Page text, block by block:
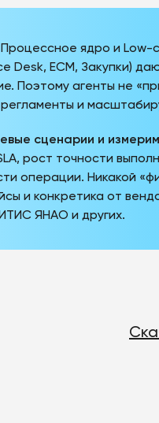
Процессное ядро и Low-
Desk, ECM, Закупки)
Поэтому агенты не
и
сценарии и
рост точности
операции. Никакой
и конкретика от
ЯНАО и других.